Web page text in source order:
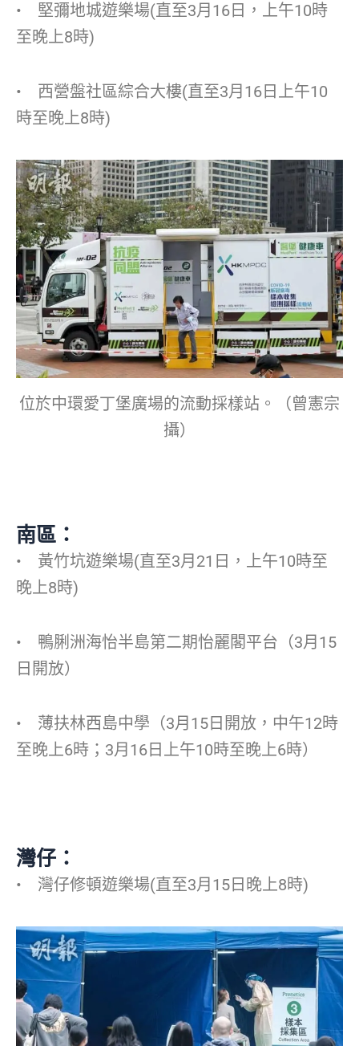
• 堅彌地城遊樂場(直至3月16日，上午10時
至晚上8時)
• 西營盤社區綜合大樓(直至3月16日上午10
時至晚上8時)
位於中環愛丁堡廣場的流動採樣站。（曾憲宗
攝）
南區：
• 黃竹坑遊樂場(直至3月21日，上午10時至
晚上8時)
• 鴨脷洲海怡半島第二期怡麗閣平台（3月15
日開放）
• 薄扶林西島中學（3月15日開放，中午12時
至晚上6時；3月16日上午10時至晚上6時）
灣仔：
• 灣仔修頓遊樂場(直至3月15日晚上8時)